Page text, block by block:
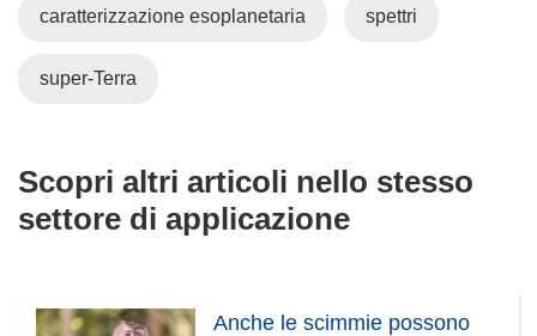
caratterizzazione esoplanetaria spettri
super-Terra
Scopri altri articoli nello stesso
settore di applicazione
Anche le scimmie possono